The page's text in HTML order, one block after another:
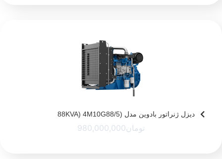
دیزل ژنراتور بادوین مدل (88KVA) 4M10G88/5
تومان980,000,000